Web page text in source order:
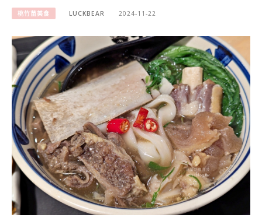
桃竹苗美食 LUCKBEAR 2024-11-22